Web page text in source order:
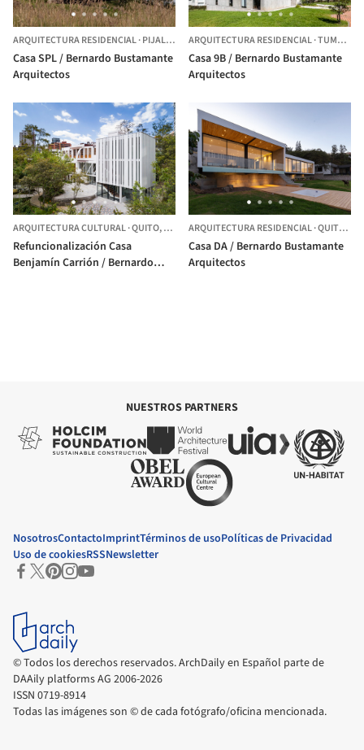
ARQUITECTURA RESIDENCIAL·PIJAL, ECUADOR
Casa SPL / Bernardo Bustamante
Arquitectos
ARQUITECTURA RESIDENCIAL·TUMBACO,
Casa 9B / Bernardo Bustamante
Arquitectos
ARQUITECTURA CULTURAL·QUITO,ECUADOR
Refuncionalización Casa
Benjamín Carrión / Bernardo
ARQUITECTURA RESIDENCIAL·QUITO,
Casa DA / Bernardo Bustamante
Arquitectos